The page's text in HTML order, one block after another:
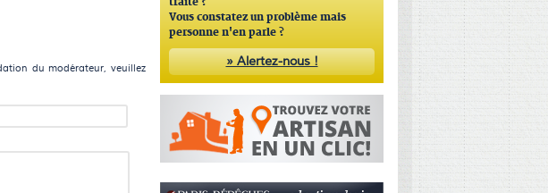
du modérateur, veuillez
traité ?
Vous constatez un problème mais
personne n'en parle ?
» Alertez-nous !